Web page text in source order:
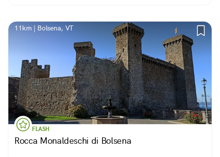
11km | Bolsena, VT
FLASH
Rocca Monaldeschi di Bolsena